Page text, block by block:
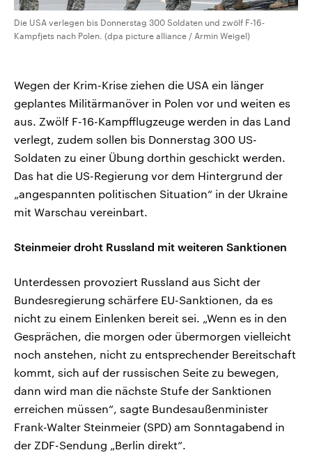
Die USA verlegen bis Donnerstag 300 Soldaten und zwölf F-16-
Kampfjets nach Polen. (dpa picture alliance / Armin Weigel)
Wegen der Krim-Krise ziehen die USA ein länger
geplantes Militärmanöver in Polen vor und weiten es
aus. Zwölf F-16-Kampfflugzeuge werden in das Land
verlegt, zudem sollen bis Donnerstag 300 US-
Soldaten zu einer Übung dorthin geschickt werden.
Das hat die US-Regierung vor dem Hintergrund der
„angespannten politischen Situation“ in der Ukraine
mit Warschau vereinbart.
Steinmeier droht Russland mit weiteren Sanktionen
Unterdessen provoziert Russland aus Sicht der
Bundesregierung schärfere EU-Sanktionen, da es
nicht zu einem Einlenken bereit sei. „Wenn es in den
Gesprächen, die morgen oder übermorgen vielleicht
noch anstehen, nicht zu entsprechender Bereitschaft
kommt, sich auf der russischen Seite zu bewegen,
dann wird man die nächste Stufe der Sanktionen
erreichen müssen“, sagte Bundesaußenminister
Frank-Walter Steinmeier (SPD) am Sonntagabend in
der ZDF-Sendung „Berlin direkt“.